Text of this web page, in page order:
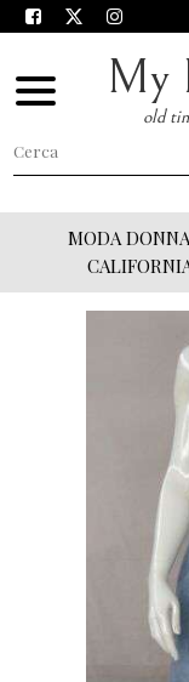
My
old
MODA DONNA